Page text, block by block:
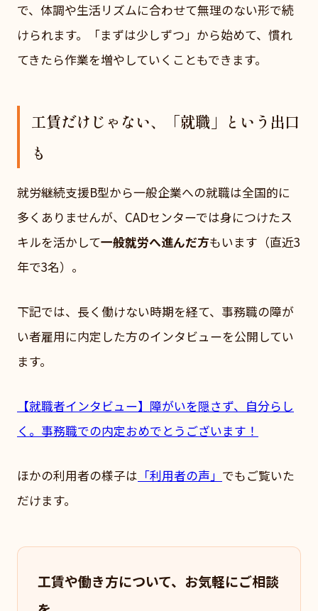
で、体調や生活リズムに合わせて無理のない形で続
けられます。「まずは少しずつ」から始めて、慣れ
てきたら作業を増やしていくこともできます。
工賃だけじゃない、「就職」という出口
も
就労継続支援B型から一般企業への就職は全国的に
多くありませんが、CADセンターでは身につけたス
キルを活かして一般就労へ進んだ方もいます（直近3
年で3名）。
下記では、長く働けない時期を経て、事務職の障が
い者雇用に内定した方のインタビューを公開してい
ます。
【就職者インタビュー】障がいを隠さず、自分らし
く。事務職での内定おめでとうございます！
ほかの利用者の様子は 「利用者の声」 でもご覧いた
だけます。
工賃や働き方について、お気軽にご相談